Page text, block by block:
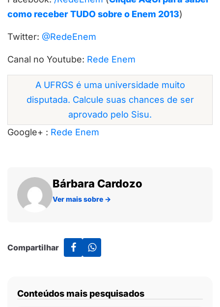
como receber TUDO sobre o Enem 2013)
Twitter: @RedeEnem
Canal no Youtube: Rede Enem
A UFRGS é uma universidade muito
disputada. Calcule suas chances de ser
aprovado pelo Sisu.
Google+ : Rede Enem
Bárbara Cardozo
Ver mais sobre →
Compartilhar
Conteúdos mais pesquisados